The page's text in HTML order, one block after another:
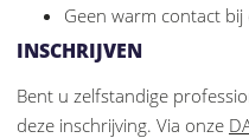
Geen warm contact
INSCHRIJVEN
Bent u zelfstandige
deze inschrijving. Via onze